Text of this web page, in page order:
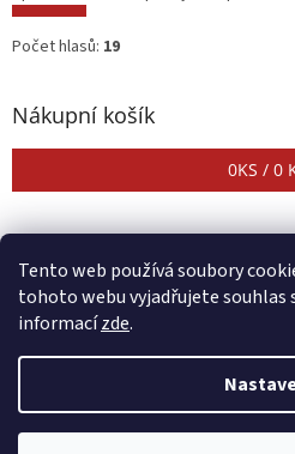
Tento web používá soubory
tohoto webu vyjadřujete souhlas
informacízde.
Počet hlasů: 19
Nákupní košík
0KS / 0
Copyright 2026CENTER SHOP.